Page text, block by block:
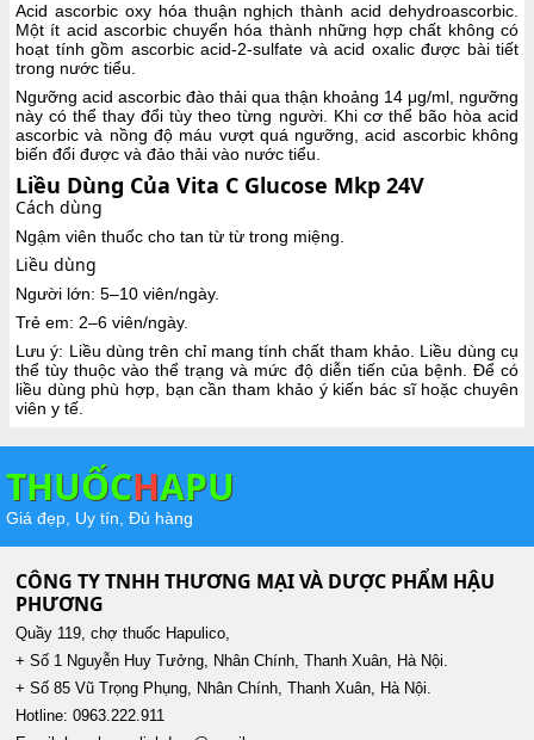
Acid ascorbic oxy hóa thuận nghịch thành acid dehydroascorbic.
Một ít acid ascorbic chuyển hóa thành những hợp chất không có
hoạt tính gồm ascorbic acid-2-sulfate và acid oxalic được bài tiết
trong nước tiểu.
Ngưỡng acid ascorbic đào thải qua thận khoảng 14 μg/ml, ngưỡng
này có thể thay đổi tùy theo từng người. Khi cơ thể bão hòa acid
ascorbic và nồng độ máu vượt quá ngưỡng, acid ascorbic không
biến đổi được và đảo thải vào nước tiểu.
Liều Dùng Của Vita C Glucose Mkp 24V
Cách dùng
Ngậm viên thuốc cho tan từ từ trong miệng.
Liều dùng
Người lớn: 5–10 viên/ngày.
Trẻ em: 2–6 viên/ngày.
Lưu ý: Liều dùng trên chỉ mang tính chất tham khảo. Liều dùng cụ
thể tùy thuộc vào thể trạng và mức độ diễn tiến của bệnh. Để có
liều dùng phù hợp, bạn cần tham khảo ý kiến bác sĩ hoặc chuyên
viên y tế.
THUỐCHAPU
Giá đẹp, Uy tín, Đủ hàng
CÔNG TY TNHH THƯƠNG MẠI VÀ DƯỢC PHẨM HẬU
PHƯƠNG
Quầy 119, chợ thuốc Hapulico,
+ Số 1 Nguyễn Huy Tưởng, Nhân Chính, Thanh Xuân, Hà Nội.
+ Số 85 Vũ Trọng Phụng, Nhân Chính, Thanh Xuân, Hà Nội.
Hotline: 0963.222.911